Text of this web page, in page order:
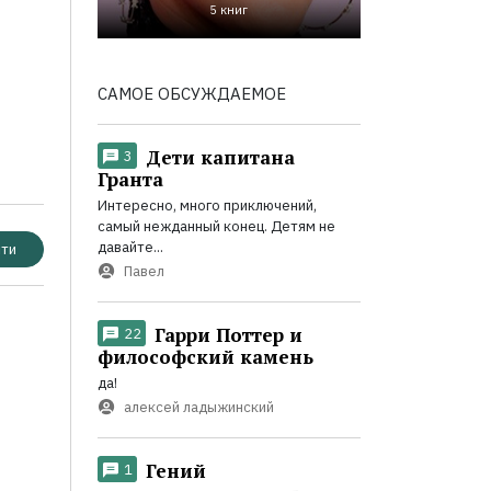
5 книг
САМОЕ ОБСУЖДАЕМОЕ
3
Дети капитана
Гранта
Интересно, много приключений,
самый нежданный конец. Детям не
давайте...
Павел
22
Гарри Поттер и
философский камень
да!
алексей ладыжинский
1 Гений